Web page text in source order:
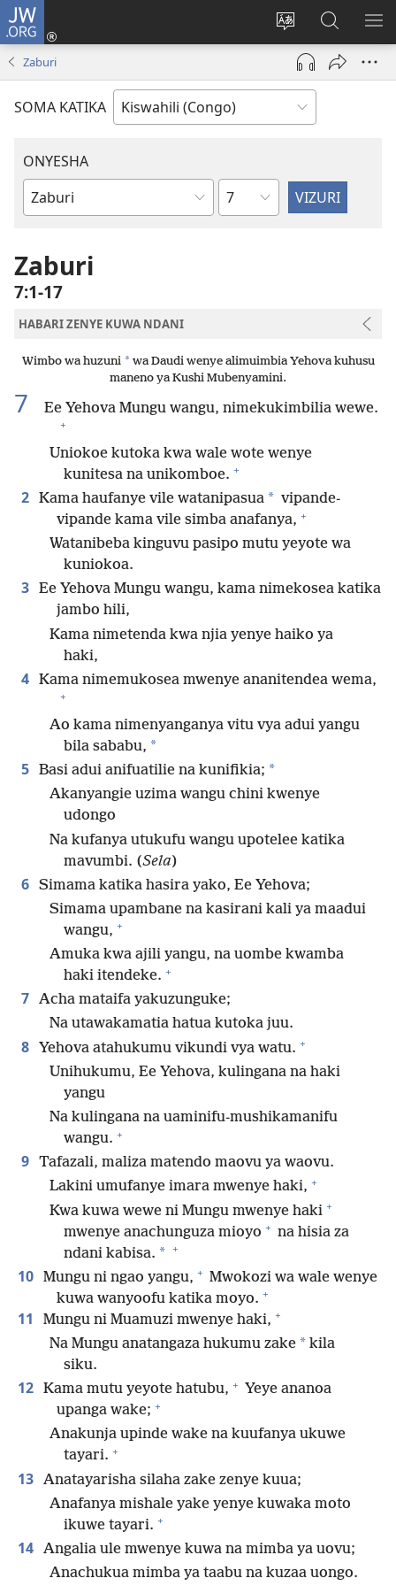
JW.ORG
Badili
luga
ya
adresi
Ingia
(opens
window)
Tafuta
ku
JW.ORG
Zaburi
SOMA KATIKA
ONYESHA
Vitabu
Biblia
Sura
Zaburi
7:1-17
HABARI ZENYE KUWA NDANI
Wimbo wa huzuni *wa Daudi wenye alimuimbia Yehova kuhusu
maneno ya Kushi Mubenyamini.
7 Ee Yehova Mungu wangu, nimekukimbilia wewe.
+
Uniokoe kutoka kwa wale wote wenye
kunitesa na unikomboe. +
2 Kama haufanye vile watanipasua * vipande-
vipande kama vile simba anafanya, +
Watanibeba kinguvu pasipo mutu yeyote wa
kuniokoa.
3 Ee Yehova Mungu wangu, kama nimekosea katika
jambo hili,
Kama nimetenda kwa njia yenye haiko ya
haki,
4 Kama nimemukosea mwenye ananitendea wema,
+
Ao kama nimenyanganya vitu vya adui yangu
bila sababu, *
5 Basi adui anifuatilie na kunifikia; *
Akanyangie uzima wangu chini kwenye
udongo
Na kufanya utukufu wangu upotelee katika
mavumbi. (Sela)
6 Simama katika hasira yako, Ee Yehova;
Simama upambane na kasirani kali ya maadui
wangu, +
Amuka kwa ajili yangu, na uombe kwamba
haki itendeke. +
7 Acha mataifa yakuzunguke;
Na utawakamatia hatua kutoka juu.
8 Yehova atahukumu vikundi vya watu. +
Unihukumu, Ee Yehova, kulingana na haki
yangu
Na kulingana na uaminifu-mushikamanifu
wangu. +
9 Tafazali, maliza matendo maovu ya waovu.
Lakini umufanye imara mwenye haki, +
Kwa kuwa wewe ni Mungu mwenye haki +
mwenye anachunguza mioyo + na hisia za
ndani kabisa. * +
10 Mungu ni ngao yangu, + Mwokozi wa wale wenye
kuwa wanyoofu katika moyo. +
11 Mungu ni Muamuzi mwenye haki, +
Na Mungu anatangaza hukumu zake * kila
siku.
12 Kama mutu yeyote hatubu, + Yeye ananoa
upanga wake; +
Anakunja upinde wake na kuufanya ukuwe
tayari. +
13 Anatayarisha silaha zake zenye kuua;
Anafanya mishale yake yenye kuwaka moto
ikuwe tayari. +
14 Angalia ule mwenye kuwa na mimba ya uovu;
Anachukua mimba ya taabu na kuzaa uongo.